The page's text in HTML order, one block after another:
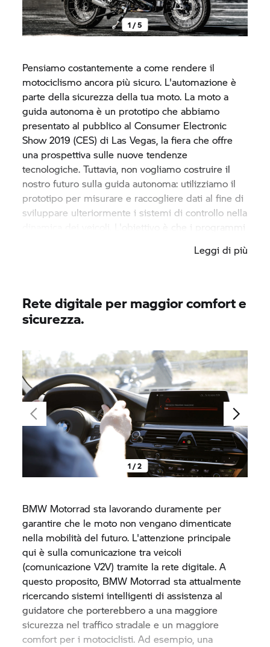
1 / 5
Pensiamo costantemente a come rendere il
motociclismo ancora più sicuro. L'automazione è
parte della sicurezza della tua moto. La moto a
guida autonoma è un prototipo che abbiamo
presentato al pubblico al Consumer Electronic
Show 2019 (CES) di Las Vegas, la fiera che offre
una prospettiva sulle nuove tendenze
tecnologiche. Tuttavia, non vogliamo costruire il
nostro futuro sulla guida autonoma: utilizziamo il
prototipo per misurare e raccogliere dati al fine di
sviluppare ulteriormente i sistemi di controllo nella
dinamica dei veicoli. L'obiettivo è che i programmi
pericolose in una fase precoce e supportino quindi
improvvise.
Leggi di più
Rete digitale per maggior comfort e
sicurezza.
1 / 2
BMW Motorrad sta lavorando duramente per
garantire che le moto non vengano dimenticate
nella mobilità del futuro. L'attenzione principale
qui è sulla comunicazione tra veicoli
(comunicazione V2V) tramite la rete digitale. A
questo proposito, BMW Motorrad sta attualmente
ricercando sistemi intelligenti di assistenza al
guidatore che porterebbero a una maggiore
sicurezza nel traffico stradale e un maggiore
comfort per i motociclisti. Ad esempio, una